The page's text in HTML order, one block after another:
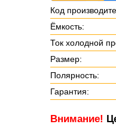
Код
Ёмкость:
Ток холодной
Размер:
Полярность:
Гарантия:
Внимание!